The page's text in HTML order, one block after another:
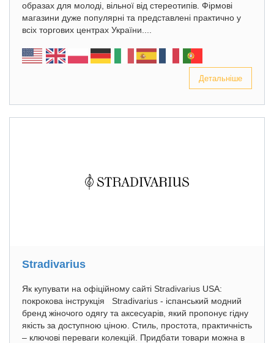
образах для молоді, вільної від стереотипів. Фірмові
магазини дуже популярні та представлені практично у
всіх торгових центрах України....
Детальніше
Stradivarius
Як купувати на офіційному сайті Stradivarius USA:
покрокова інструкція Stradivarius - іспанський модний
бренд жіночого одягу та аксесуарів, який пропонує гідну
якість за доступною ціною. Стиль, простота, практичність
– ключові переваги колекцій. Придбати товари можна в